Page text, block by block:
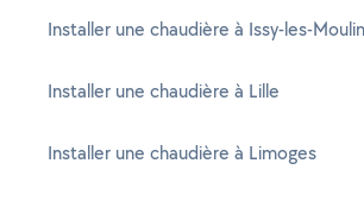
Installer une chaudière à Issy-les-
Installer une chaudière à Lille
Installer une chaudière à Limoges